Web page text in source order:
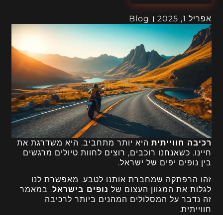
אפריל 1, 2025 Blog
רכיבה חווייתית היא יותר מתחביב. היא משדרגת את
חיינו. כשאנחנו רוכבים, רוצים לחוות טיולים מרגשים
בין נופים יפים של ישראל.
זהו הרפתקה שמחברת אותנו לטבע. מאפשרת לנו
לגלות את המגוון העצום של נופים בישראל. במאמר
זה נדבר על המסלולים המהנים ביותר לרכיבה
חווייתית.